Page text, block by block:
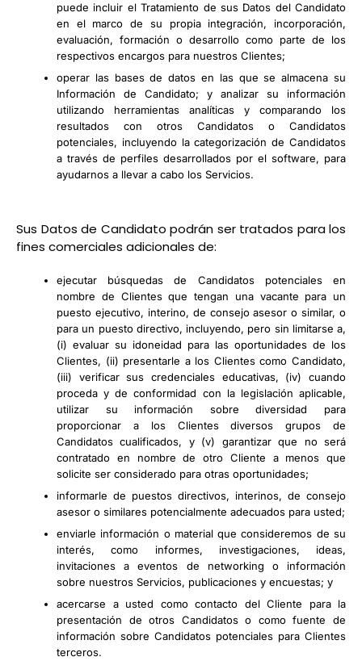
puede incluir el Tratamiento de sus Datos del Candidato
en el marco de su propia integración, incorporación,
evaluación, formación o desarrollo como parte de los
respectivos encargos para nuestros Clientes;
operar las bases de datos en las que se almacena su
Información de Candidato; y analizar su información
utilizando herramientas analíticas y comparando los
resultados con otros Candidatos o Candidatos
potenciales, incluyendo la categorización de Candidatos
a través de perfiles desarrollados por el software, para
ayudarnos a llevar a cabo los Servicios.
Sus Datos de Candidato podrán ser tratados para los
fines comerciales adicionales de:
ejecutar búsquedas de Candidatos potenciales en
nombre de Clientes que tengan una vacante para un
puesto ejecutivo, interino, de consejo asesor o similar, o
para un puesto directivo, incluyendo, pero sin limitarse a,
(i) evaluar su idoneidad para las oportunidades de los
Clientes, (ii) presentarle a los Clientes como Candidato,
(iii) verificar sus credenciales educativas, (iv) cuando
proceda y de conformidad con la legislación aplicable,
utilizar su información sobre diversidad para
proporcionar a los Clientes diversos grupos de
Candidatos cualificados, y (v) garantizar que no será
contratado en nombre de otro Cliente a menos que
solicite ser considerado para otras oportunidades;
informarle de puestos directivos, interinos, de consejo
asesor o similares potencialmente adecuados para usted;
enviarle información o material que consideremos de su
interés, como informes, investigaciones, ideas,
invitaciones a eventos de networking o información
sobre nuestros Servicios, publicaciones y encuestas; y
acercarse a usted como contacto del Cliente para la
presentación de otros Candidatos o como fuente de
información sobre Candidatos potenciales para Clientes
terceros.